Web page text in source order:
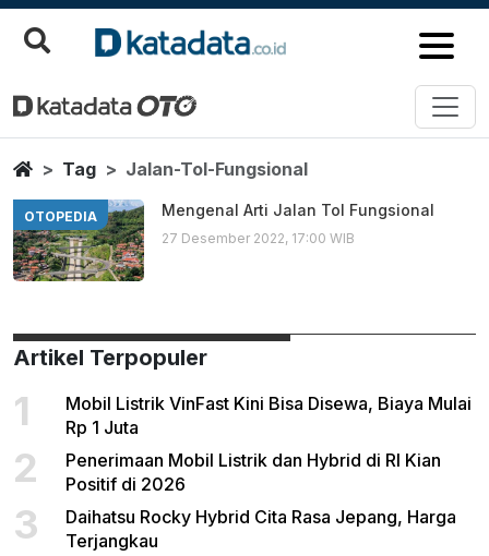
Jalan Tol Fungsional
Berita Terbaru
HomeTag Jalan-Tol-Fungsional
OTOPEDIA Mengenal Arti Jalan Tol Fungsional
27 Desember 2022, 17:00 WIB
Artikel Terpopuler
1
Mobil Listrik VinFast Kini Bisa Disewa, Biaya Mulai
Rp 1 Juta
2
Penerimaan Mobil Listrik dan Hybrid di RI Kian
Positif di 2026
3
Daihatsu Rocky Hybrid Cita Rasa Jepang, Harga
Terjangkau